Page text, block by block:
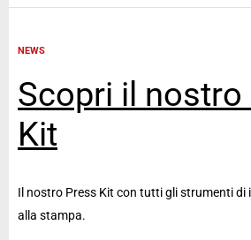
NEWS
Scopri il nostro
Kit
Il nostro Press Kit con tutti gli strumenti
alla stampa.